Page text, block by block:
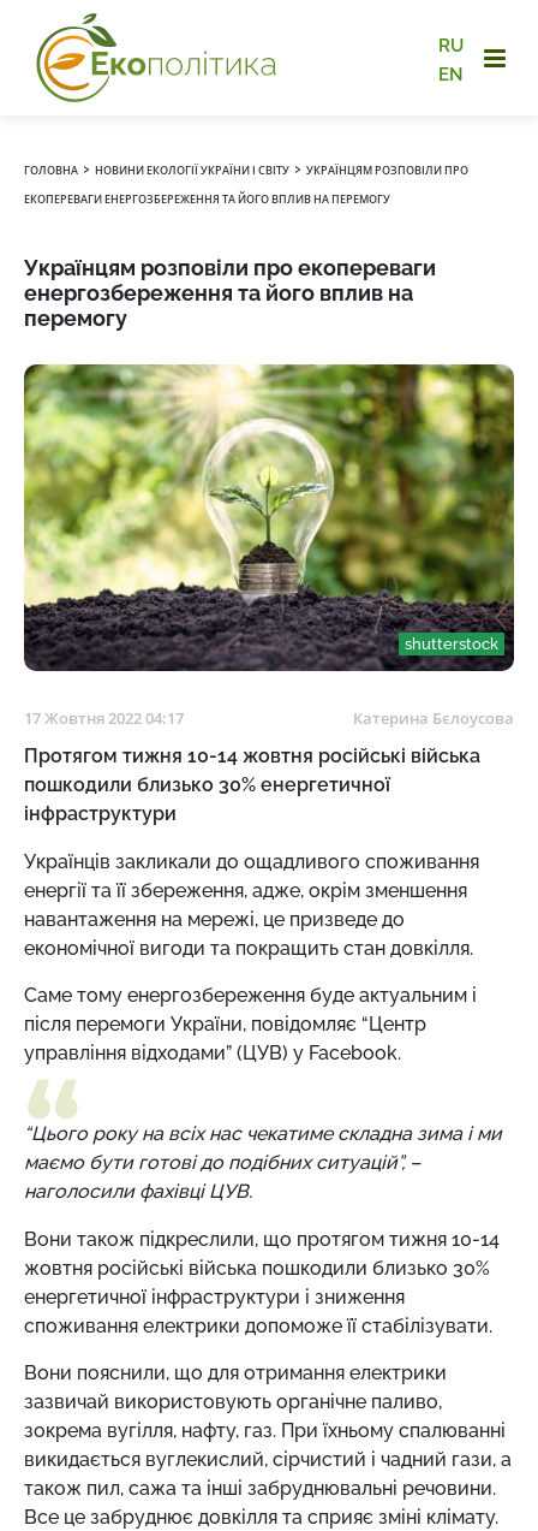
RU
EN
ГОЛОВНА › НОВИНИ ЕКОЛОГІЇ УКРАЇНИ І СВІТУ › УКРАЇНЦЯМ РОЗПОВІЛИ ПРО
ЕКОПЕРЕВАГИ ЕНЕРГОЗБЕРЕЖЕННЯ ТА ЙОГО ВПЛИВ НА ПЕРЕМОГУ
Українцям розповіли про екопереваги
енергозбереження та його вплив на
перемогу
shutterstock
17 Жовтня 2022 04:17 Катерина Бєлоусова
Протягом тижня 10-14 жовтня російські війська
пошкодили близько 30% енергетичної
інфраструктури
Українців закликали до ощадливого споживання
енергії та її збереження, адже, окрім зменшення
навантаження на мережі, це призведе до
економічної вигоди та покращить стан довкілля.
Саме тому енергозбереження буде актуальним і
після перемоги України, повідомляє “Центр
управління відходами” (ЦУВ) у Facebook.
“Цього року на всіх нас чекатиме складна зима і ми
маємо бути готові до подібних ситуацій”, –
наголосили фахівці ЦУВ.
Вони також підкреслили, що протягом тижня 10-14
жовтня російські війська пошкодили близько 30%
енергетичної інфраструктури і зниження
споживання електрики допоможе її стабілізувати.
Вони пояснили, що для отримання електрики
зазвичай використовують органічне паливо,
зокрема вугілля, нафту, газ. При їхньому спалюванні
викидається вуглекислий, сірчистий і чадний гази, а
також пил, сажа та інші забруднювальні речовини.
Все це забруднює довкілля та сприяє зміні клімату.